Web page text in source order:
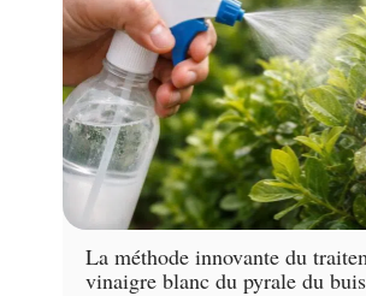
La méthode innovante du
vinaigre blanc du pyrale du